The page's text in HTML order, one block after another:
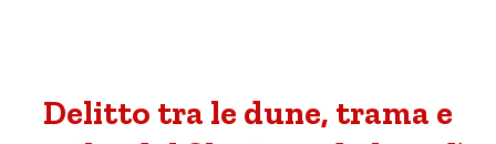
Delitto tra le dune, trama e